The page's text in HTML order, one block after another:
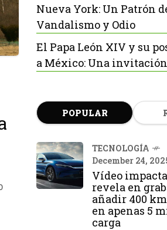
Nueva York: Un Patrón
Vandalismo y Odio
El Papa León XIV y su
a México: Una
POPULAR
TECNOLOGÍA
December 24,
Vídeo
revela en
añadir 400
en apenas 5
carga